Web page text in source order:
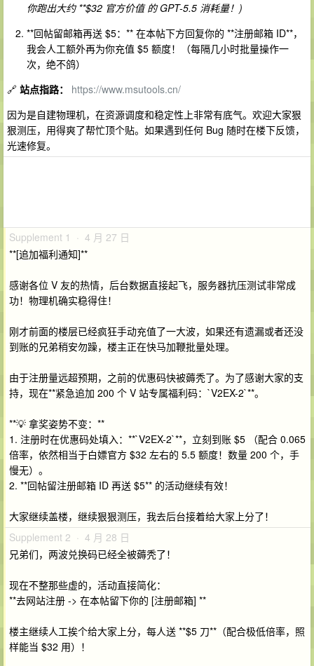
你跑出大约 **$32 官方价值的 GPT-5.5 消耗量！)
**回帖留邮箱再送 $5：** 在本帖下方回复你的 **注册邮箱 ID**，
我会人工额外再为你充值 $5 额度！（每隔几小时批量操作一
次，绝不鸽）
🔗 站点指路：
https://www.msutools.cn/
因为是自建物理机，在资源调度和稳定性上非常有底气。欢迎大家狠
狠测压，用得爽了帮忙顶个贴。如果遇到任何 Bug 随时在楼下反馈，
光速修复。
Supplement 1 · 4 月 27 日
**[追加福利通知]**
感谢各位 V 友的热情，后台数据直接起飞，服务器抗压测试非常成
功！物理机确实稳得住！
刚才前面的楼层已经疯狂手动充值了一大波，如果还有遗漏或者还没
到账的兄弟稍安勿躁，楼主正在快马加鞭批量处理。
由于注册量远超预期，之前的优惠码快被薅秃了。为了感谢大家的支
持，现在**紧急追加 200 个 V 站专属福利码：`V2EX-2`**。
**💡 拿奖姿势不变：**
1. 注册时在优惠码处填入：**`V2EX-2`**，立刻到账 $5 （配合 0.065
倍率，依然相当于白嫖官方 $32 左右的 5.5 额度！数量 200 个，手
慢无）。
2. **回帖留注册邮箱 ID 再送 $5** 的活动继续有效！
大家继续盖楼，继续狠狠测压，我去后台接着给大家上分了！
Supplement 2 · 4 月 28 日
兄弟们，两波兑换码已经全被薅秃了！
现在不整那些虚的，活动直接简化：
**去网站注册 -> 在本帖留下你的 [注册邮箱] **
楼主继续人工挨个给大家上分，每人送 **$5 刀**（配合极低倍率，照
样能当 $32 用）！